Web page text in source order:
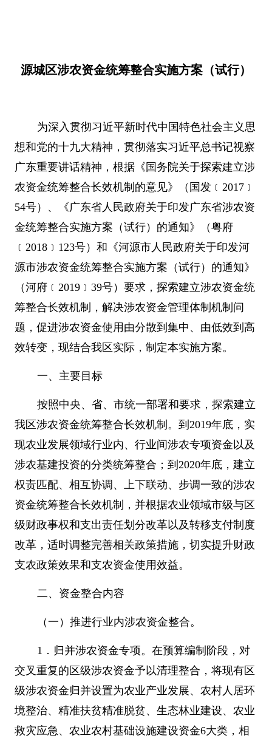
源城区涉农资金统筹整合实施方案（试行）
为深入贯彻习近平新时代中国特色社会主义思
想和党的十九大精神，贯彻落实习近平总书记视察
广东重要讲话精神，根据《国务院关于探索建立涉
农资金统筹整合长效机制的意见》（国发﹝ 2017﹞
54号）、《广东省人民政府关于印发广东省涉农资
金统筹整合实施方案（试行）的通知》（粤府
﹝ 2018﹞ 123号）和《河源市人民政府关于印发河
源市涉农资金统筹整合实施方案（试行）的通知》
（河府﹝ 2019﹞ 39号）要求，探索建立涉农资金统
筹整合长效机制，解决涉农资金管理体制机制问
题，促进涉农资金使用由分散到集中、由低效到高
效转变，现结合我区实际，制定本实施方案。
一、主要目标
按照中央、省、市统一部署和要求，探索建立
我区涉农资金统筹整合长效机制。到 2019年底，实
现农业发展领域行业内、行业间涉农专项资金以及
涉农基建投资的分类统筹整合；到 2020年底，建立
权责匹配、相互协调、上下联动、步调一致的涉农
资金统筹整合长效机制，并根据农业领域市级与区
级财政事权和支出责任划分改革以及转移支付制度
改革，适时调整完善相关政策措施，切实提升财政
支农政策效果和支农资金使用效益。
二、资金整合内容
（一）推进行业内涉农资金整合。
1 ．归并涉农资金专项。在预算编制阶段，对
交叉重复的区级涉农资金予以清理整合，将现有区
级涉农资金归并设置为农业产业发展、农村人居环
境整治、精准扶贫精准脱贫、生态林业建设、农业
救灾应急、农业农村基础设施建设资金6大类，相